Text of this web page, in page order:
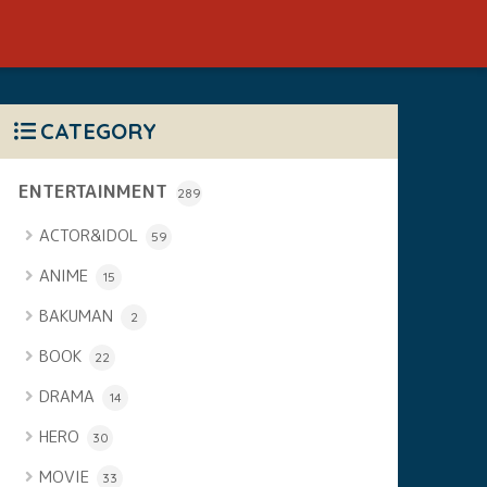
CATEGORY
ENTERTAINMENT 289
ACTOR&IDOL 59
ANIME 15
BAKUMAN 2
BOOK 22
DRAMA 14
HERO 30
MOVIE 33